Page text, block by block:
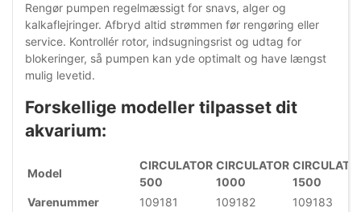
Rengør pumpen regelmæssigt for snavs, alger og
kalkaflejringer. Afbryd altid strømmen før rengøring eller
service. Kontrollér rotor, indsugningsrist og udtag for
blokeringer, så pumpen kan yde optimalt og have længst
mulig levetid.
Forskellige modeller tilpasset dit
akvarium:
Model
CIRCULATOR
500
CIRCULATOR
1000
1500
Varenummer
109181 109182
109183